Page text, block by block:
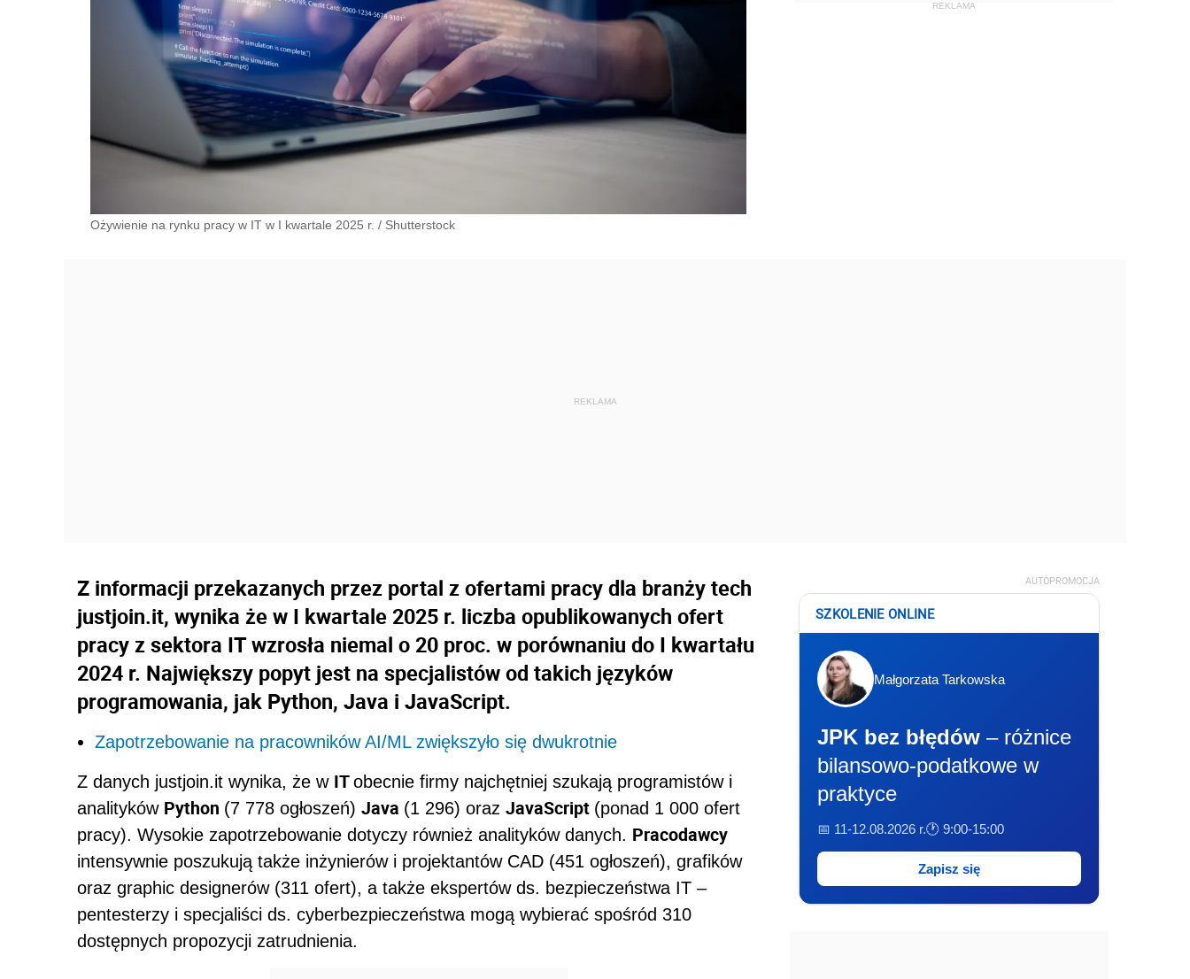
Ożywienie na rynku pracy w IT w I kwartale 2025 r. / Shutterstock
Z informacji przekazanych przez portal z ofertami pracy dla branży tech
justjoin.it, wynika że w I kwartale 2025 r. liczba opublikowanych ofert
pracy z sektora IT wzrosła niemal o 20 proc. w porównaniu do I kwartału
2024 r. Największy popyt jest na specjalistów od takich języków
programowania, jak Python, Java i JavaScript.
Zapotrzebowanie na pracowników AI/ML zwiększyło się dwukrotnie
Z danych justjoin.it wynika, że w ITobecnie firmy najchętniej szukają programistów i
analityków Python (7 778 ogłoszeń) Java (1 296) oraz JavaScript (ponad 1 000 ofert
pracy). Wysokie zapotrzebowanie dotyczy również analityków danych. Pracodawcy
intensywnie poszukują także inżynierów i projektantów CAD (451 ogłoszeń), grafików
oraz graphic designerów (311 ofert), a także ekspertów ds. bezpieczeństwa IT –
pentesterzy i specjaliści ds. cyberbezpieczeństwa mogą wybierać spośród 310
dostępnych propozycji zatrudnienia.
AUTOPROMOCJA
SZKOLENIE ONLINE
Małgorzata Tarkowska
JPK bez błędów – różnice
bilansowo-podatkowe w
praktyce
📅 11-12.08.2026 r.🕐 9:00-15:00
Zapisz się